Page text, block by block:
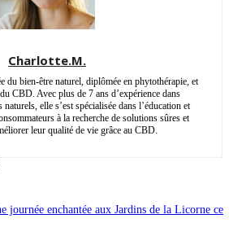
Charlotte.M.
du bien-être naturel, diplômée en phytothérapie, et
CBD. Avec plus de 7 ans d’expérience dans
elle s’est spécialisée dans l’éducation et
à la recherche de solutions sûres et
leur qualité de vie grâce au CBD.
journée enchantée aux Jardins de la Licorne ce